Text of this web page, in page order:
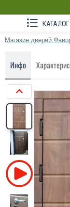
КАТАЛОГ
Магазин дверей
Инфо